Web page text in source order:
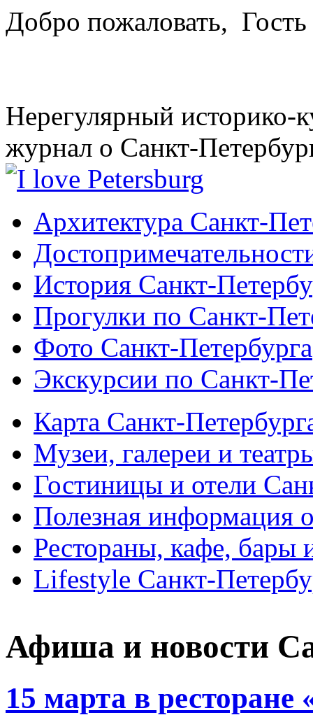
Добро пожаловать, Гость
Нерегулярный историко-
журнал о Санкт-
Архитектура Санкт-
История Санкт-
Прогулки по Санкт-
Фото Санкт-Петербурга
Экскурсии по Санкт-
Карта Санкт-
Музеи, галереи и
Гостиницы и отели
Полезная информация
Рестораны, кафе, бары
Lifestyle Санкт-
Афиша и новости
15 марта в